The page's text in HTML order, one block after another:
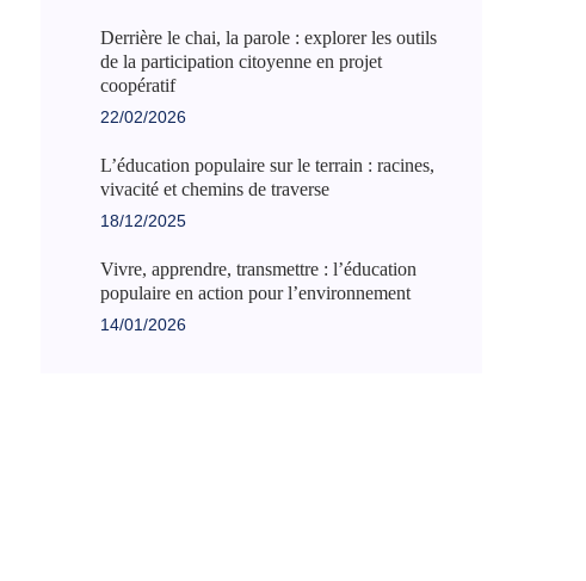
Derrière le chai, la parole : explorer les outils
de la participation citoyenne en projet
coopératif
22/02/2026
L’éducation populaire sur le terrain : racines,
vivacité et chemins de traverse
18/12/2025
Vivre, apprendre, transmettre : l’éducation
populaire en action pour l’environnement
14/01/2026